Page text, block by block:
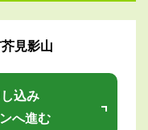
見影山
込み
へ進む